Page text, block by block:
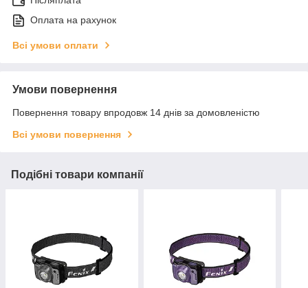
Оплата на рахунок
Всі умови оплати
Умови повернення
Повернення товару впродовж 14 днів за домовленістю
Всі умови повернення
Подібні товари компанії